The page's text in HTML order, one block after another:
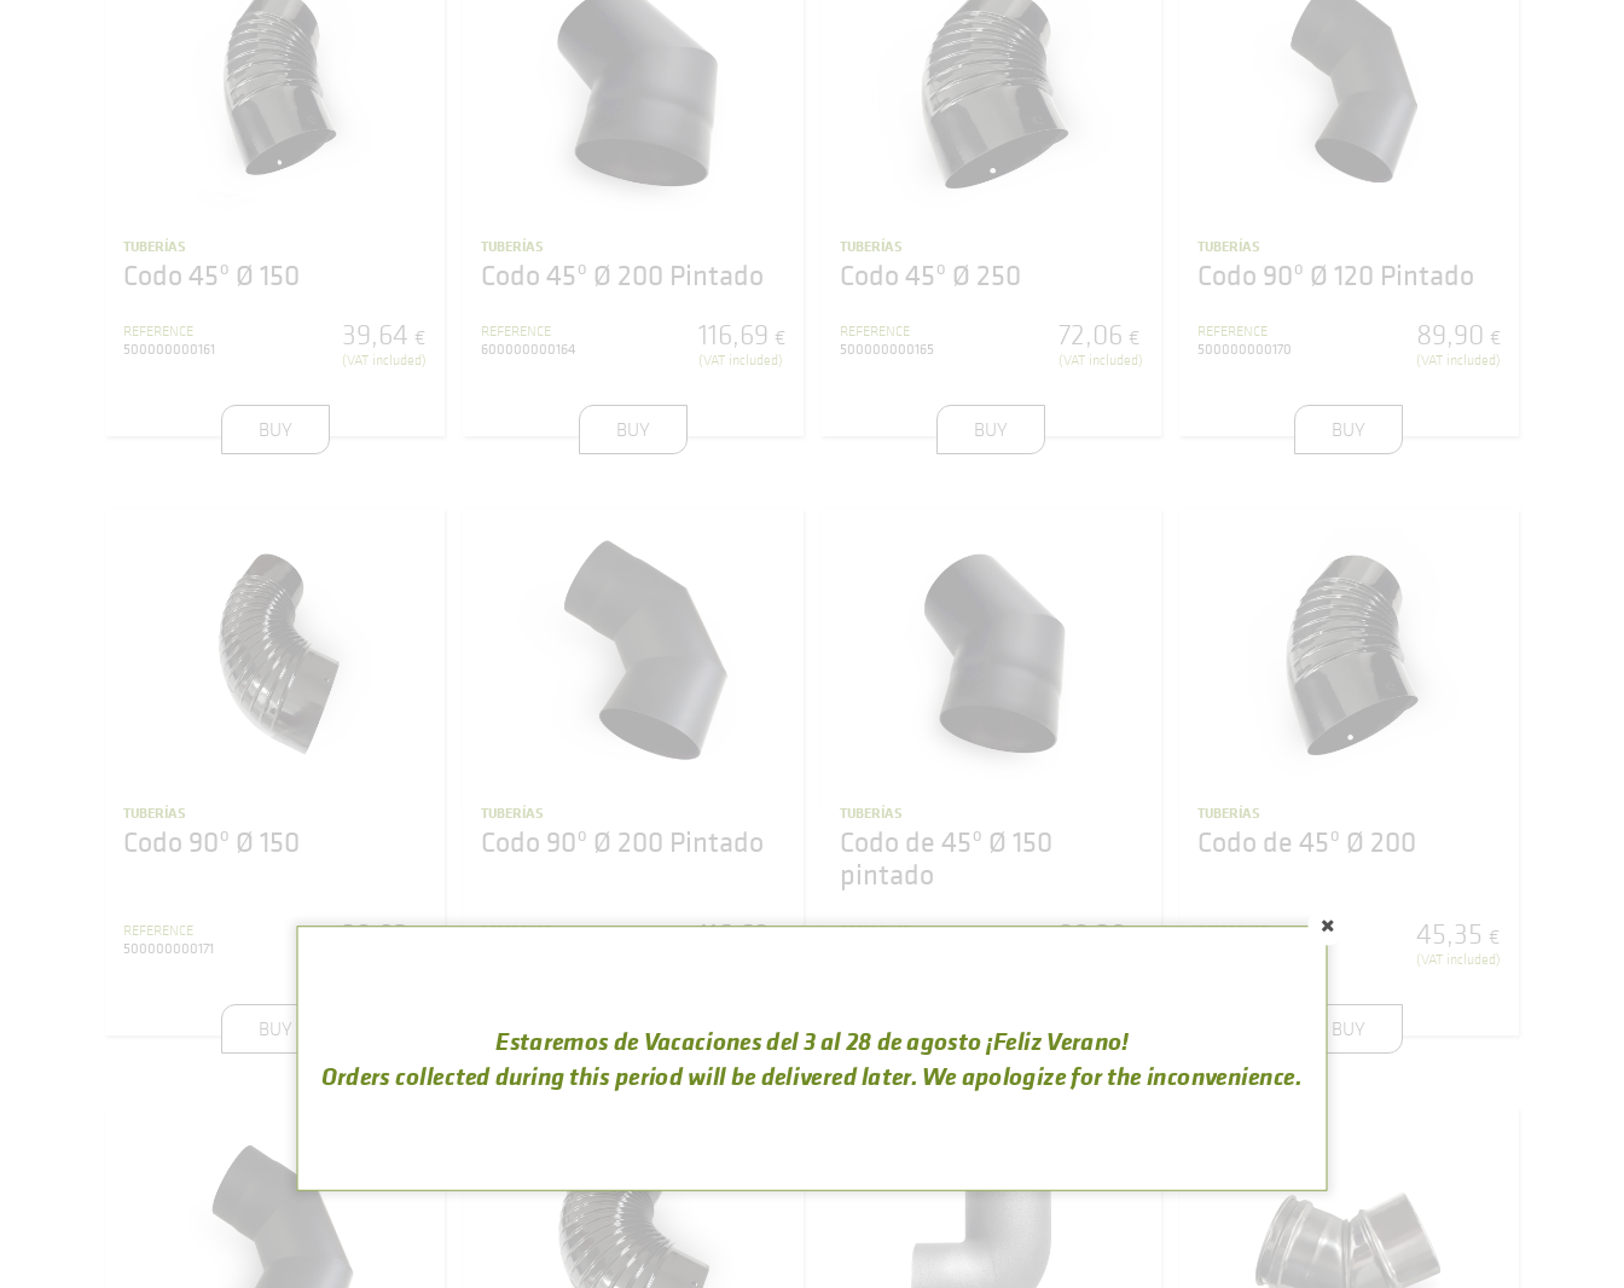
TUBERÍAS
Codo 45º Ø 150
REFERENCE
500000000161
39,64 €
(VAT included)
BUY
TUBERÍAS
Codo 45º Ø 200 Pintado
REFERENCE
600000000164
116,69 €
(VAT included)
BUY
TUBERÍAS
Codo 45º Ø 250
REFERENCE
500000000165
72,06 €
(VAT included)
BUY
TUBERÍAS
Codo 90º Ø 120 Pintado
REFERENCE
500000000170
89,90 €
(VAT included)
BUY
TUBERÍAS
Codo 90º Ø 150
REFERENCE
500000000171
39,82 €
BUY
TUBERÍAS
Codo 90º Ø 200 Pintado
REFERENCE
116,69 €
BUY
TUBERÍAS
Codo de 45º Ø 150
pintado
REFERENCE
90,28 €
BUY
TUBERÍAS
Codo de 45º Ø 200
REFERENCE
45,35 €
(VAT included)
BUY
Estaremos de Vacaciones del 3 al 28 de agosto ¡Feliz Verano!
Orders collected during this period will be delivered later. We apologize for the inconvenience.